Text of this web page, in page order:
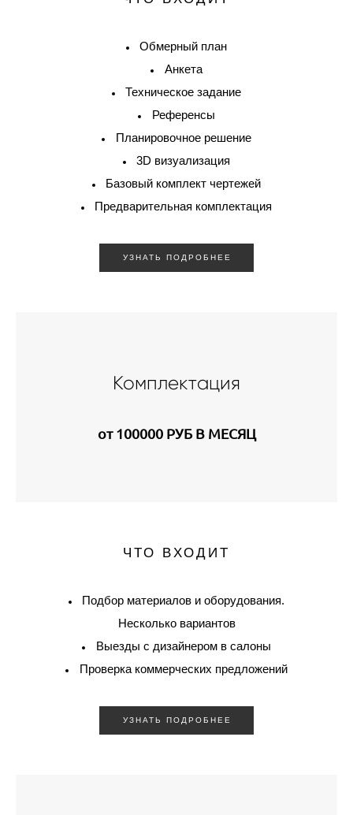
Обмерный план
Анкета
Техническое задание
Референсы
Планировочное решение
3D визуализация
Базовый комплект чертежей
Предварительная комплектация
УЗНАТЬ ПОДРОБНЕЕ
Комплектация
от 100000 РУБ В МЕСЯЦ
ЧТО ВХОДИТ
Подбор материалов и оборудования.
Несколько вариантов
Выезды с дизайнером в салоны
Проверка коммерческих предложений
УЗНАТЬ ПОДРОБНЕЕ